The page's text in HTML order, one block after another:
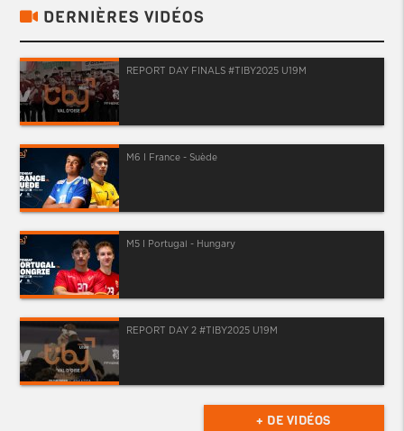
DERNIÈRES VIDÉOS
REPORT DAY FINALS #TIBY2025 U19M
M6 I France - Suède
M5 I Portugal - Hungary
REPORT DAY 2 #TIBY2025 U19M
+ DE VIDÉOS